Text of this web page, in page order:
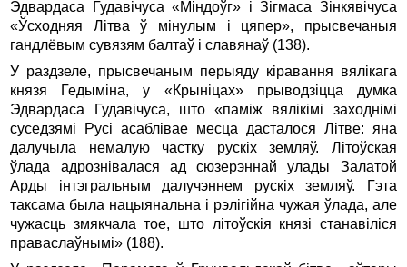
Эдвардаса Гудавічуса «Міндоўг» і Зігмаса Зінкявічуса
«Ўсходняя Літва ў мінулым і цяпер», прысвечаныя
гандлёвым сувязям балтаў і славянаў (138).
У раздзеле, прысвечаным перыяду кіравання вялікага
князя Гедыміна, у «Крыніцах» прыводзіцца думка
Эдвардаса Гудавічуса, што «паміж вялікімі заходнімі
суседзямі Русі асаблівае месца дасталося Літве: яна
далучыла немалую частку рускіх земляў. Літоўская
ўлада адрознівалася ад сюзерэннай улады Залатой
Арды інтэгральным далучэннем рускіх земляў. Гэта
таксама была нацыянальна і рэлігійна чужая ўлада, але
чужасць змякчала тое, што літоўскія князі станавіліся
праваслаўнымі» (188).